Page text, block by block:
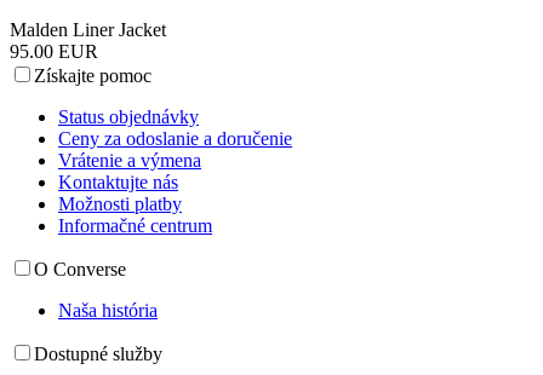
Malden Liner Jacket
95.00 EUR
Získajte pomoc
Status objednávky
Ceny za odoslanie a doručenie
Vrátenie a výmena
Kontaktujte nás
Možnosti platby
Informačné centrum
O Converse
Naša história
Dostupné služby